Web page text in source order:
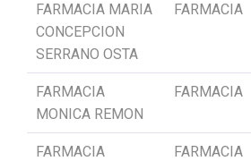
FARMACIA MARIA
CONCEPCION
SERRANO OSTA
FARMACIA
FARMACIA
MONICA REMON
FARMACIA
FARMACIA
FARMACIA